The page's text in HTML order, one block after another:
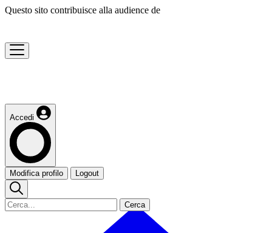
Questo sito contribuisce alla audience de
Accedi
Modifica profilo Logout
Cerca